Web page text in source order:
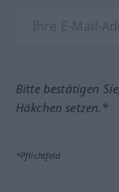
Bitte bestätigen
Häkchen setzen.*
*Pflichtfeld